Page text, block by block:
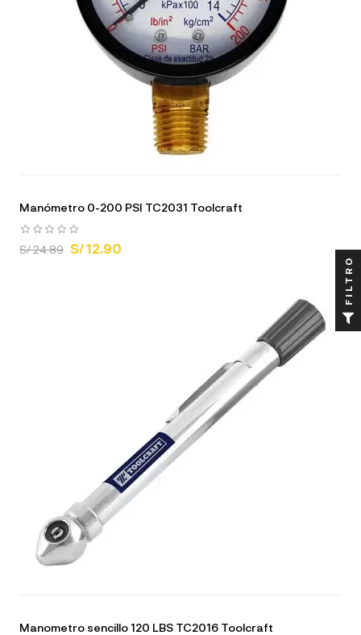
Manómetro 0-200 PSI TC2031 Toolcraft
S/ 24.89 S/ 12.90
Manometro sencillo 120 LBS TC2016 Toolcraft
FILTRO